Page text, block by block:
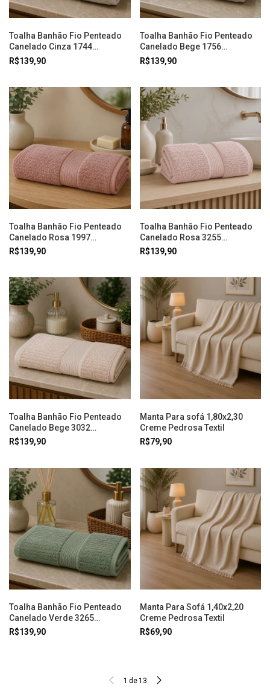
Toalha Banhão Fio Penteado
Canelado Cinza 1744
Buddemeyer
R$139,90
Toalha Banhão Fio Penteado
Canelado Bege 1756
Buddemeyer
R$139,90
Toalha Banhão Fio Penteado
Canelado Rosa 1997
Buddemeyer
R$139,90
Toalha Banhão Fio Penteado
Canelado Rosa 3255
Buddemeyer
R$139,90
Toalha Banhão Fio Penteado
Canelado Bege 3032
Buddemeyer
R$139,90
Manta Para sofá 1,80x2,30
Creme Pedrosa Textil
R$79,90
Toalha Banhão Fio Penteado
Canelado Verde 3265
Buddemeyer
R$139,90
Manta Para Sofá 1,40x2,20
Creme Pedrosa Textil
R$69,90
1 de13